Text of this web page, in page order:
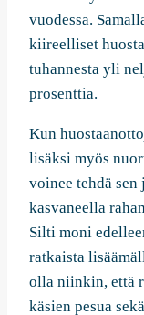
vuodessa.
kiireelliset
tuhannesta yli
prosenttia.
Kun
lisäksi myös
voinee tehdä
kasvaneella
Silti moni
ratkaista
olla niinkin, että
käsien pesua